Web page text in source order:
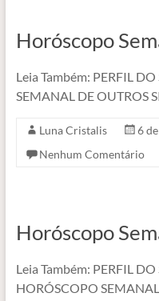
Horóscopo
Leia Também: PERFIL
SEMANAL DE OUTROS
Luna Cristalis 6
Nenhum Comentário
Horóscopo
Leia Também: PERFIL
HORÓSCOPO